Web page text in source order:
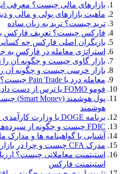
بازارهای مالی چیست؟ معرفی
ماهیت بازارهای پولی و مالی و
ترید چیست؟ ترید به زبان ساده
فارکس چیست؟ تعریف فارکس
بازیگران اصلی فارکس چه
استراتژی معامله‌ در فارکس به
بازار گاوی چیست و چگونه آن
بازار خرسی چیست و چگونه آن
معامله درد یا Pain Trade چیست؟
فومو FOMO یا ترس از دست دادن در معاملات چیست؟
هوشمند
برنامه DOGE یا وزارت کارآمدی دولت چیست؟
FDIC چیست و چگونه از سپرده‌های بانکی محافظت می‌کند؟
آشنایی با گواهینامه ها و مدارک
مدرک CFA چیست و چرا در بازارهای مالی اهمیت دارد؟
استیتمنت معاملاتی چیست؟
استیتمنت فارکس